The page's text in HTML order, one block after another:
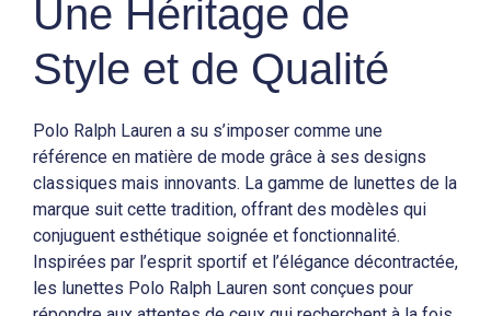
Une Héritage de
Style et de Qualité
Polo Ralph Lauren a su s’imposer comme une
référence en matière de mode grâce à ses designs
classiques mais innovants. La gamme de lunettes de la
marque suit cette tradition, offrant des modèles qui
conjuguent esthétique soignée et fonctionnalité.
Inspirées par l’esprit sportif et l’élégance décontractée,
les lunettes Polo Ralph Lauren sont conçues pour